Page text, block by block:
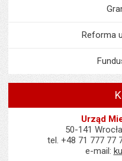
Reforma
Urząd
50-141
tel. +48 71 777 77
e-mail: